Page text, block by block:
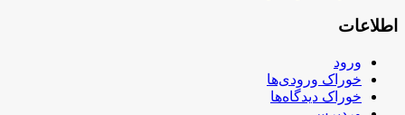
اطلاعات
ورود
خوراک ورودی‌ها
خوراک دیدگاه‌ها